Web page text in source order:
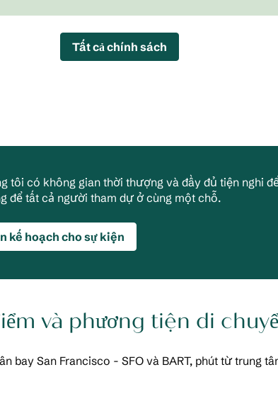
Tất cả chính sách
tôi có không gian thời thượng và đầy đủ tiện nghi
để tất cả người tham dự ở cùng một chỗ.
kế hoạch cho sự kiện
và phương tiện di
bay San Francisco - SFO và BART, phút từ trung